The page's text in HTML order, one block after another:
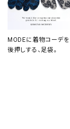
MODEに着物コーデを
後押しする、足袋。